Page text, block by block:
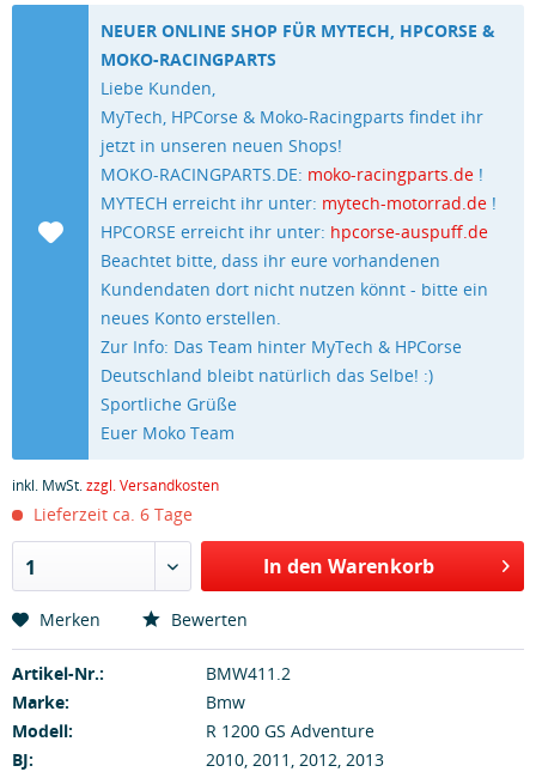
NEUER ONLINE SHOP FÜR MYTECH, HPCORSE &
MOKO-RACINGPARTS
Liebe Kunden,
MyTech, HPCorse & Moko-Racingparts findet ihr
jetzt in unseren neuen Shops!
MOKO-RACINGPARTS.DE: moko-racingparts.de !
MYTECH erreicht ihr unter: mytech-motorrad.de !
HPCORSE erreicht ihr unter: hpcorse-auspuff.de
Beachtet bitte, dass ihr eure vorhandenen
Kundendaten dort nicht nutzen könnt - bitte ein
neues Konto erstellen.
Zur Info: Das Team hinter MyTech & HPCorse
Deutschland bleibt natürlich das Selbe! :)
Sportliche Grüße
Euer Moko Team
inkl. MwSt.zzgl. Versandkosten
Lieferzeit ca. 6 Tage
1 In den Warenkorb
Merken Bewerten
Artikel-Nr.:
BMW411.2
Marke:
Bmw
Modell:
R 1200 GS Adventure
BJ:
2010, 2011, 2012, 2013